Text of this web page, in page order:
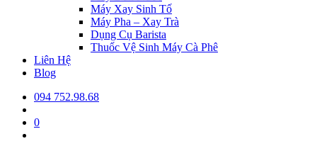
Máy Xay Sinh Tố
Máy Pha – Xay Trà
Dụng Cụ Barista
Thuốc Vệ Sinh Máy Cà Phê
Liên Hệ
Blog
094 752.98.68
0